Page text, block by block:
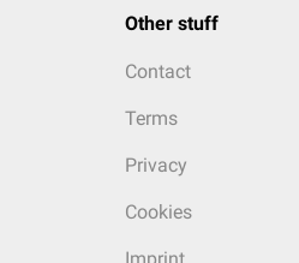
Other stuff
Contact
Terms
Privacy
Cookies